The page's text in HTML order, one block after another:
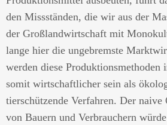
den Missständen, die wir aus der
der Großlandwirtschaft mit
lange hier die ungebremste
werden diese
somit wirtschaftlicher sein als
tierschützende Verfahren. Der naive
von Bauern und Verbrauchern